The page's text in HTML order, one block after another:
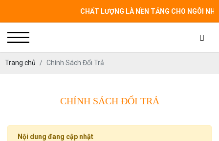
CHẤT LƯỢNG LÀ NỀN TẢNG CHO NGÔI NHÀ
Trang chủ Chính Sách Đổi Trả
CHÍNH SÁCH ĐỔI TRẢ
Nội dung đang cập nhật